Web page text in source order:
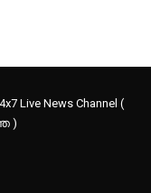
Live News Channel (
)